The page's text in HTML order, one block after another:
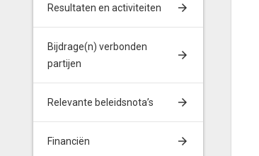
Resultaten en activiteiten
Bijdrage(n) verbonden
partijen
Relevante beleidsnota’s
Financiën